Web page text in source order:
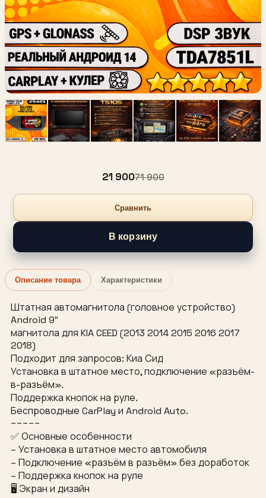
21 90071 900
Сравнить
В корзину
Описание товара Характеристики
Штатная автомагнитола (головное устройство)
Android 9″
магнитола для KIA CEED (2013 2014 2015 2016 2017
2018)
Подходит для запросов: Киа Сид
Установка в штатное место, подключение «разъём-
в-разъём».
Поддержка кнопок на руле.
Беспроводные CarPlay и Android Auto.
−−−−−
✅ Основные особенности
– Установка в штатное место автомобиля
– Подключение «разъём в разъём» без доработок
– Поддержка кнопок на руле
🖥 Экран и дизайн